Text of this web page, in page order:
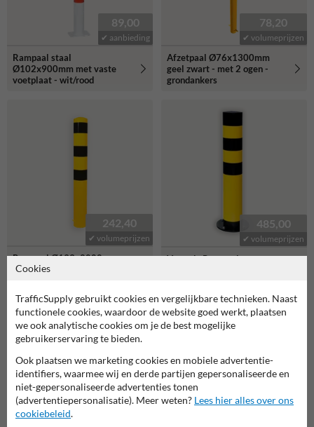
89,00
✔ aanbieding
Rampaal staal
Ø102x900mm met vaste
voetplaat - wit/rood
78,20
✔ volumeprijzen
Afzetpaal Ø76x1300mm
geel zwart - met 2 ogen -
grondankers
242,40
✔ volumeprijzen
Rampaal Ø193x2000mm
met grondmontage, verzinkt
485,00
✔ volumeprijzen
Verende Rampaal
populairste
keuze
Cookies
TrafficSupply gebruikt cookies en vergelijkbare technieken. Naast
functionele cookies, waardoor de website goed werkt, plaatsen
we ook analytische cookies om je de best mogelijke
gebruikerservaring te bieden.
Ook plaatsen we marketing cookies en mobiele advertentie-
identifiers, waarmee wij en derde partijen gepersonaliseerde en
niet-gepersonaliseerde advertenties tonen
(advertentiepersonalisatie). Meer weten? Lees hier alles over ons
cookiebeleid.